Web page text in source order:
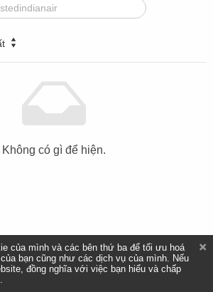
Không có gì để hiện.
của mình và các bên thứ ba để tối ưu hoá
bạn cũng như các dịch vụ của mình. Nếu
đồng nghĩa với việc bạn hiểu và chấp
.